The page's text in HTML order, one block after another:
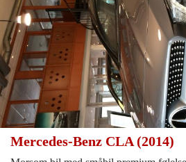
Mercedes-Benz CLA (2014)